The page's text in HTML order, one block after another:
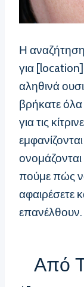
Η
για [location]
αληθινά
βρήκατε όλα
για τις
πούμε πώς
αφαιρέσετε
επανέλθουν.
Από